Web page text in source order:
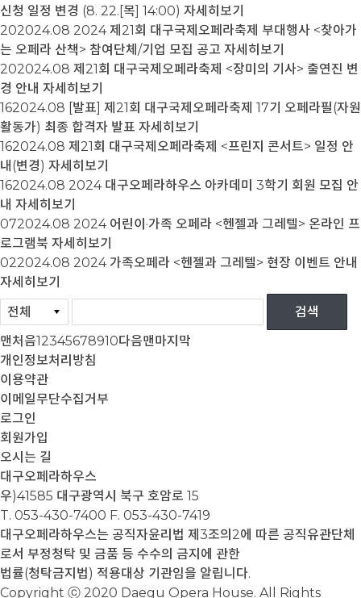
신청 일정 변경 (8. 22.[목] 14:00) 자세히보기
202024.08 2024 제21회 대구국제오페라축제 부대행사 <찾아가
는 오페라 산책> 참여단체/기업 모집 공고 자세히보기
202024.08 제21회 대구국제오페라축제 <장미의 기사> 출연진 변
경 안내 자세히보기
162024.08 [발표] 제21회 대구국제오페라축제 17기 오페라필(자원
활동가) 최종 합격자 발표 자세히보기
162024.08 제21회 대구국제오페라축제 <프린지 콘서트> 일정 안
내(변경) 자세히보기
162024.08 2024 대구오페라하우스 아카데미 3학기 회원 모집 안
내 자세히보기
072024.08 2024 어린이·가족 오페라 <헨젤과 그레텔> 온라인 프
로그램북 자세히보기
022024.08 2024 가족오페라 <헨젤과 그레텔> 현장 이벤트 안내
자세히보기
맨처음12345678910다음맨마지막
개인정보처리방침
이용약관
이메일무단수집거부
로그인
회원가입
오시는 길
대구오페라하우스
우)41585 대구광역시 북구 호암로 15
T. 053-430-7400 F. 053-430-7419
대구오페라하우스는 공직자윤리법 제3조의2에 따른 공직유관단체
로서 부정청탁 및 금품 등 수수의 금지에 관한
법률(청탁금지법) 적용대상 기관임을 알립니다.
Copyright ⓒ 2020 Daegu Opera House. All Rights